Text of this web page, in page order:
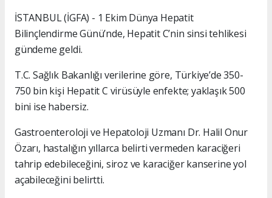
İSTANBUL (İGFA) - 1 Ekim Dünya Hepatit
Bilinçlendirme Günü’nde, Hepatit C’nin sinsi tehlikesi
gündeme geldi.
T.C. Sağlık Bakanlığı verilerine göre, Türkiye’de 350-
750 bin kişi Hepatit C virüsüyle enfekte; yaklaşık 500
bini ise habersiz.
Gastroenteroloji ve Hepatoloji Uzmanı Dr. Halil Onur
Özarı, hastalığın yıllarca belirti vermeden karaciğeri
tahrip edebileceğini, siroz ve karaciğer kanserine yol
açabileceğini belirtti.